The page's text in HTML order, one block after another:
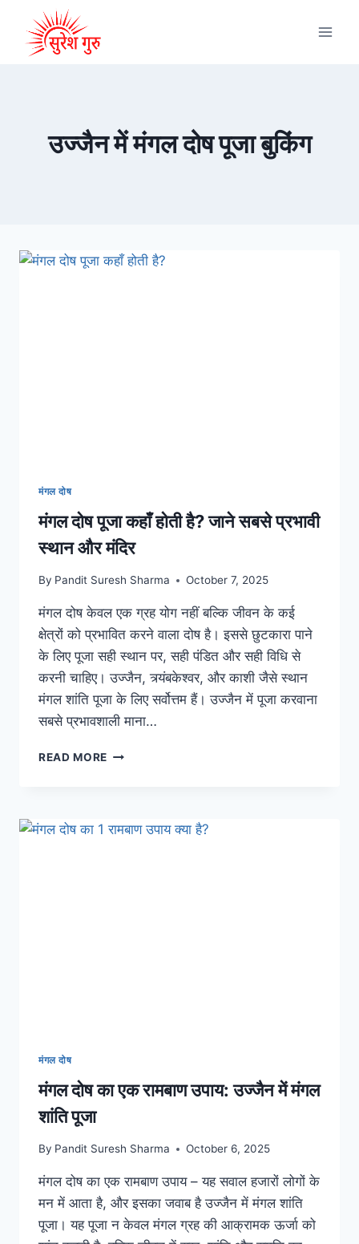
उज्जैन में मंगल दोष पूजा बुकिंग
मंगल दोष
मंगल दोष पूजा कहाँ होती है? जाने सबसे प्रभावी
स्थान और मंदिर
By Pandit Suresh Sharma October 7, 2025
मंगल दोष केवल एक ग्रह योग नहीं बल्कि जीवन के कई
क्षेत्रों को प्रभावित करने वाला दोष है। इससे छुटकारा पाने
के लिए पूजा सही स्थान पर, सही पंडित और सही विधि से
करनी चाहिए। उज्जैन, त्र्यंबकेश्वर, और काशी जैसे स्थान
मंगल शांति पूजा के लिए सर्वोत्तम हैं। उज्जैन में पूजा करवाना
सबसे प्रभावशाली माना…
READ MORE
मंगल दोष
मंगल दोष का एक रामबाण उपाय: उज्जैन में मंगल
शांति पूजा
By Pandit Suresh Sharma October 6, 2025
मंगल दोष का एक रामबाण उपाय – यह सवाल हजारों लोगों के
मन में आता है, और इसका जवाब है उज्जैन में मंगल शांति
पूजा। यह पूजा न केवल मंगल ग्रह की आक्रामक ऊर्जा को